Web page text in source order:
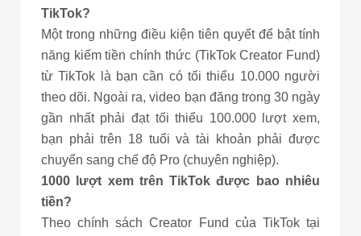
TikTok?
Một trong những điều kiện tiên quyết để bật tính
năng kiếm tiền chính thức (TikTok Creator Fund)
từ TikTok là bạn cần có tối thiểu 10.000 người
theo dõi. Ngoài ra, video bạn đăng trong 30 ngày
gần nhất phải đạt tối thiểu 100.000 lượt xem,
bạn phải trên 18 tuổi và tài khoản phải được
chuyển sang chế độ Pro (chuyên nghiệp).
1000 lượt xem trên TikTok được bao nhiêu
tiền?
Theo chính sách Creator Fund của TikTok tại